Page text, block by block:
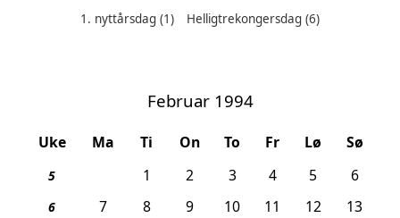
Helligdager denne måneden:
1. nyttårsdag(1) Helligtrekongersdag (6)
Februar 1994
Uke Ma Ti On To Fr Lø Sø
5 1 2 3 4 5 6
6 7 8 9 10 11 12 13